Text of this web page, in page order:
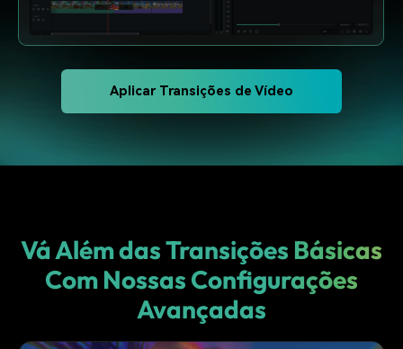
Aplicar Transições de Vídeo
Vá Além das Transições Básicas
Com Nossas Configurações
Avançadas